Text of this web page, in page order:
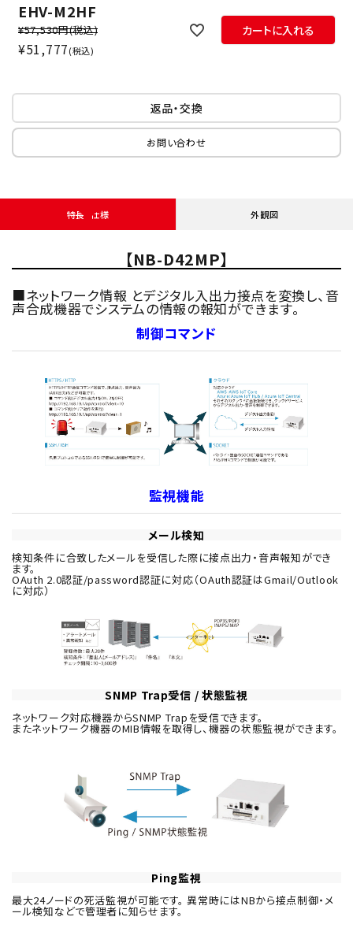
EHV-M2HF
¥57,530円(税込)
¥51,777 税込
カートに入れる
返品・交換
お問い合わせ
特長・仕様 外観図
【NB-D42MP】
■ネットワーク情報 とデジタル入出力接点を変換し、音
声合成機器でシステムの情報の報知ができます。
制御コマンド
監視機能
メール検知
検知条件に合致したメールを受信した際に接点出力・音声報知ができ
ます。
OAuth 2.0認証/password認証に対応（OAuth認証はGmail/Outlook
に対応）
SNMP Trap受信 / 状態監視
ネットワーク対応機器からSNMP Trapを受信できます。
またネットワーク機器のMIB情報を取得し、機器の状態監視ができます。
Ping監視
最大24ノードの死活監視が可能です。 異常時にはNBから接点制御・メ
ール検知などで管理者に知らせます。